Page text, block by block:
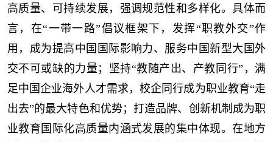
高质量、可持续发展，强调规范性和多样化。具体而
言，在“一带一路”倡议框架下，发挥“职教外交”作
用，成为提高中国国际影响力、服务中国新型大国外
交不可或缺的力量；坚持“教随产出、产教同行”，满
足中国企业海外人才需求，校企同行成为职业教育“走
出去”的最大特色和优势；打造品牌、创新机制成为职
业教育国际化高质量内涵式发展的集中体现。在地方